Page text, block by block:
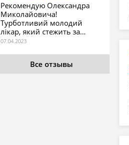
Рекомендую Олександра
Миколайовича!
Турботливий молодий
лікар, який стежить за…
Все отзывы